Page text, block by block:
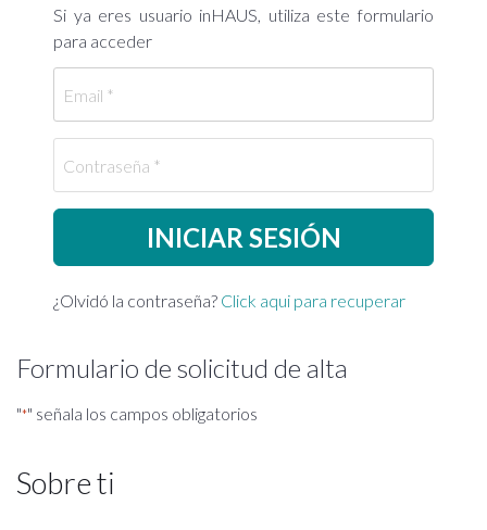
Si ya eres usuario inHAUS, utiliza este formulario
para acceder
¿Olvidó la contraseña? Click aqui para recuperar
Formulario de solicitud de alta
"*" señala los campos obligatorios
Sobre ti